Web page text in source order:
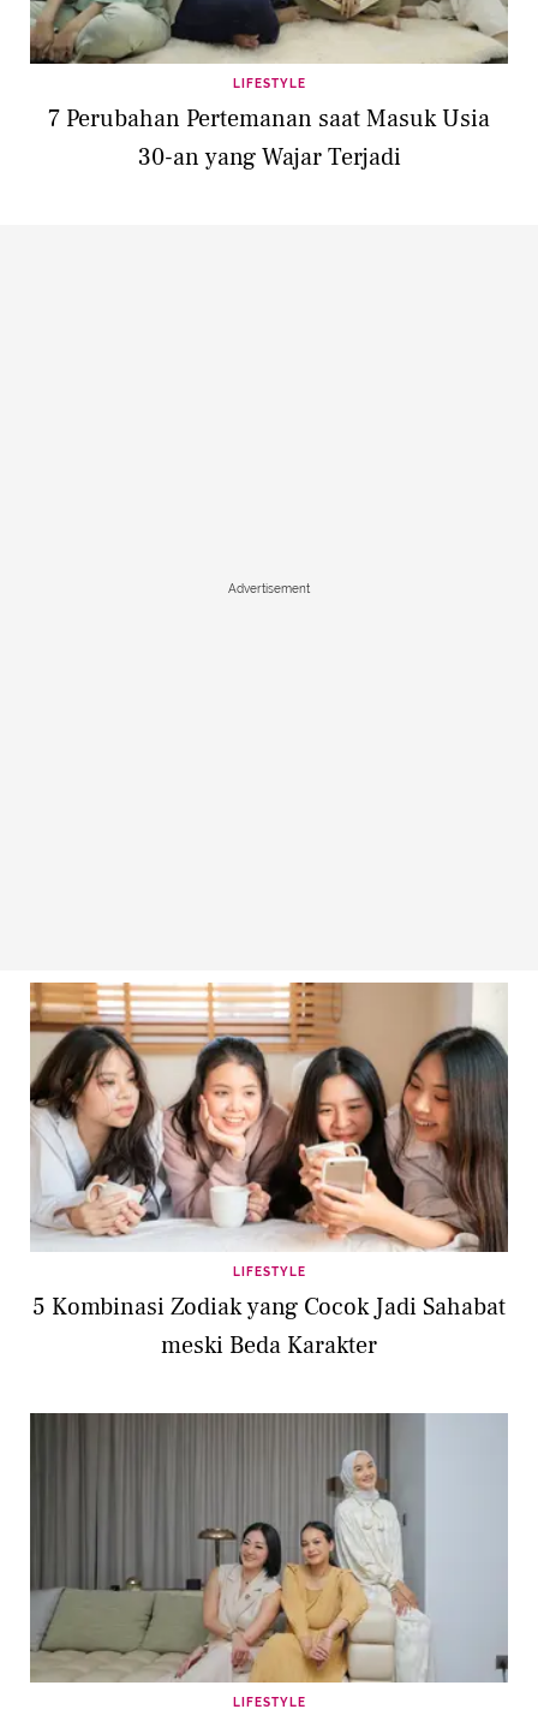
LIFESTYLE
7 Perubahan Pertemanan saat Masuk Usia
30-an yang Wajar Terjadi
Advertisement
LIFESTYLE
5 Kombinasi Zodiak yang Cocok Jadi Sahabat
meski Beda Karakter
LIFESTYLE